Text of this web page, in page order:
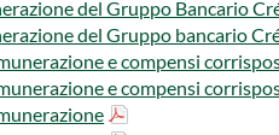
del Gruppo Bancario
del Gruppo b​ancario
e compensi
e compensi